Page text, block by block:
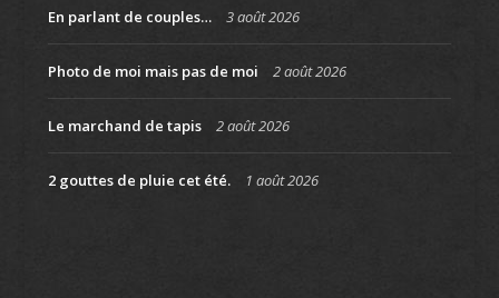
En parlant de couples… 3 août 2026
Photo de moi mais pas de moi 2 août 2026
Le marchand de tapis 2 août 2026
2 gouttes de pluie cet été. 1 août 2026